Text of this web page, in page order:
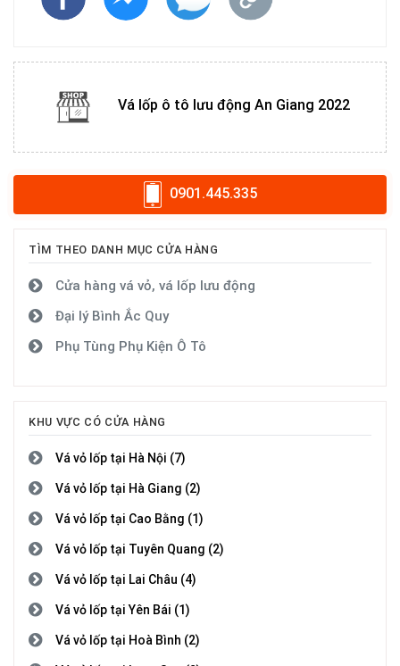
Vá lốp ô tô lưu động An Giang 2022
0901.445.335
TÌM THEO DANH MỤC CỬA HÀNG
Cửa hàng vá vỏ, vá lốp lưu động
Đại lý Bình Ắc Quy
Phụ Tùng Phụ Kiện Ô Tô
KHU VỰC CÓ CỬA HÀNG
Vá vỏ lốp tại Hà Nội (7)
Vá vỏ lốp tại Hà Giang (2)
Vá vỏ lốp tại Cao Bằng (1)
Vá vỏ lốp tại Tuyên Quang (2)
Vá vỏ lốp tại Lai Châu (4)
Vá vỏ lốp tại Yên Bái (1)
Vá vỏ lốp tại Hoà Bình (2)